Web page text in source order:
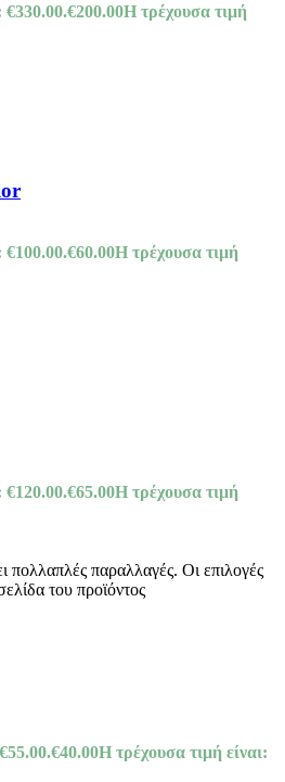
€200.00Η τρέχουσα τιμή
€60.00Η τρέχουσα τιμή
€65.00Η τρέχουσα τιμή
πολλαπλές παραλλαγές. Οι επιλογές
του προϊόντος
€40.00Η τρέχουσα τιμή είναι: